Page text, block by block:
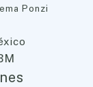
Ponzi